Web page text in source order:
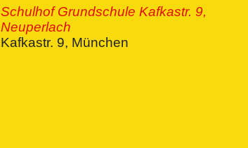
Schulhof Grundschule Kafkastr. 9,
Neuperlach
Kafkastr. 9, München